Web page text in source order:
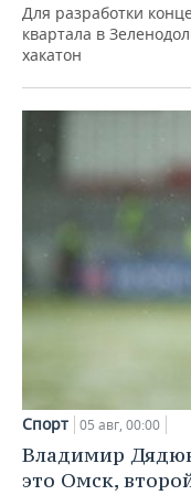
Для разработки
квартала в
хакатон
Спорт 05 авг, 00:00
Владимир
это Омск,